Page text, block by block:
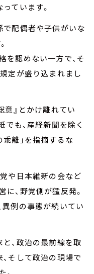
ています。
で配偶者や子供がいな
を認めない一方で、そ
定が盛り込まれまし
意』とかけ離れてい
でも、産経新聞を除く
離」を指摘するな
や日本維新の会など
、野党側が猛反発。
異例の事態が続いてい
、政治の最前線を取
そして政治の現場で